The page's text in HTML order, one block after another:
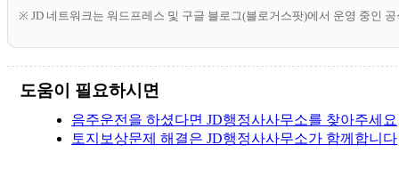
※ JD 네트워크는 워드프레스 및 구글 블로그(블로거스팟)에서 운영 중인
도움이 필요하시면
음주운전을 하셨다면 JD행정사사무소를 찾아주세요
토지보상문제 해결은 JD행정사사무소가 함께합니다